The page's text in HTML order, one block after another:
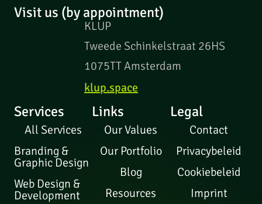
Visit us (by appointment)
KLUP
Tweede Schinkelstraat 26HS
1075TT Amsterdam
klup.space
Services
All Services
Branding &
Graphic Design
Web Design &
Development
Links
Our Values
Our Portfolio
Blog
Resources
Legal
Contact
Privacybeleid
Cookiebeleid
Imprint